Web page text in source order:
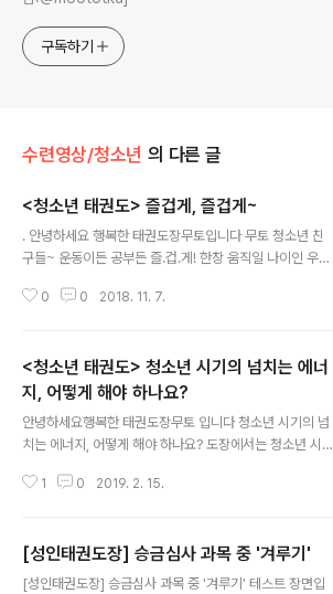
구독하기
수련영상/청소년 의 다른 글
<청소년 태권도> 즐겁게, 즐겁게~
. 안녕하세요 행복한 태권도장무토입니다 무토 청소년 친
구들~ 운동이든 공부든 즐.겁.게! 한창 움직일 나이인 우리
토 아이들은 도장에서 넘치는 에너지를 풀고 있어요 이왕
0 0 2018. 11. 7.
<청소년 태권도> 청소년 시기의 넘치는 에너
지, 어떻게 해야 하나요?
안녕하세요행복한 태권도장무토 입니다 청소년 시기의 넘
치는 에너지, 어떻게 해야 하나요? 도장에서는 청소년 시기
한 체력과 인내력, 집중력을 길러 긍정적 가치관을 형성합
다.
1 0 2019. 2. 15.
[성인태권도장] 승금심사 과목 중 '겨루기'
[성인태권도장] 승금심사 과목 중 '겨루기' 테스트 장면입